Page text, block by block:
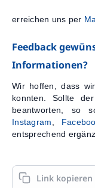
erreichen uns per
Feedback
Informationen?
Wir hoffen, dass
konnten. Sollte
beantworten, so
Instagram
entsprechend
Link kopieren